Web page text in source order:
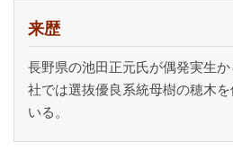
来歴
長野県の池田正元氏が偶発実生
社では選抜優良系統母樹の穂木
いる。